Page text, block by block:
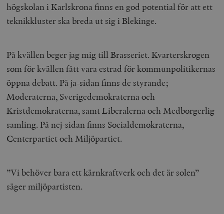
högskolan i Karlskrona finns en god potential för att ett
teknikkluster ska breda ut sig i Blekinge.
På kvällen beger jag mig till Brasseriet. Kvarterskrogen
som för kvällen fått vara estrad för kommunpolitikernas
öppna debatt. På ja-sidan finns de styrande;
Moderaterna, Sverigedemokraterna och
Kristdemokraterna, samt Liberalerna och Medborgerlig
samling. På nej-sidan finns Socialdemokraterna,
Centerpartiet och Miljöpartiet.
”Vi behöver bara ett kärnkraftverk och det är solen”
säger miljöpartisten.